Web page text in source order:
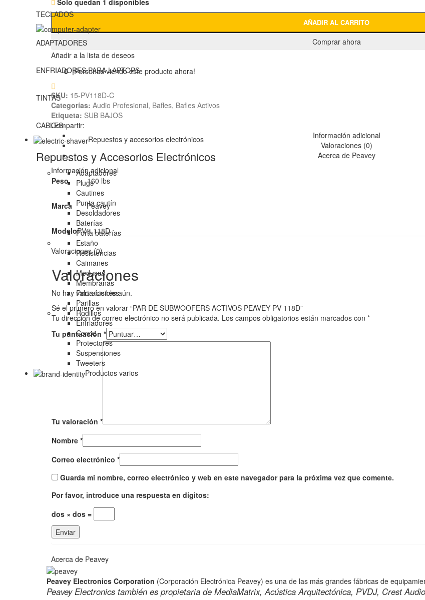
TECLADOS
ADAPTADORES
ENFRIADORES PARA LAPTOPS
TINTAS
CABLES
Repuestos y accesorios electrónicos
Repuestos y Accesorios Electrónicos
Adaptadores
Plugs
Cautines
Punta cautín
Desoldadores
Baterías
Porta baterías
Estaño
Resistencias
Caimanes
Medusas
Membranas
Porta fusibles
Parillas
Rodillos
Enfriadores
Conos
Protectores
Suspensiones
Tweeters
Productos varios
Solo quedan 1 disponibles
AÑADIR AL CARRITO
Comprar ahora
Añadir a la lista de deseos
0 ¡Personas viendo este producto ahora!
SKU: 15-PV118D-C
Categorías: Audio Profesional, Bafles, Bafles Activos
Etiqueta: SUB BAJOS
Compartir:
Información adicional
Valoraciones (0)
Acerca de Peavey
Información adicional
Peso
160 lbs
Marca Peavey
ModeloPV® 118D
Valoraciones (0)
Valoraciones
No hay valoraciones aún.
Sé el primero en valorar “PAR DE SUBWOOFERS ACTIVOS PEAVEY PV 118D”
Tu dirección de correo electrónico no será publicada. Los campos obligatorios están marcados con *
Tu puntuación *
Tu valoración *
Nombre *
Correo electrónico *
Guarda mi nombre, correo electrónico y web en este navegador para la próxima vez que comente.
Por favor, introduce una respuesta en dígitos:
dos × dos =
Acerca de Peavey
Peavey Electronics Corporation (Corporación Electrónica Peavey) es una de las más grandes fábricas de
Peavey Electronics también es propietaria de MediaMatrix, Acústica Arquitectónica, PVDJ, Crest